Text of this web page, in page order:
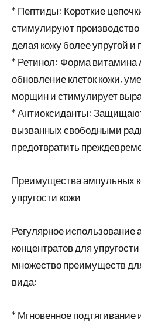
* Пептиды: Короткие
стимулируют производство
делая кожу более упругой и
* Ретинол: Форма витамина
обновление клеток кожи,
морщин и стимулирует
* Антиоксиданты:
вызванных свободными
предотвратить
Преимущества ампульных
упругости кожи
Регулярное использование
концентратов для
множество преимуществ
вида:
* Мгновенное подтягивание